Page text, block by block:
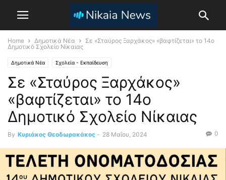
Home Δημοτικά Νέα
Σε «Σταύρος Ξαρχάκος» «βαφτίζεται» το 14ο
Δημοτικό Σχολείο Νίκαιας
Δημοτικά Νέα Σχολεία - Εκπαίδευση
Σε «Σταύρος Ξαρχάκος»
«βαφτίζεται» το 14ο
Δημοτικό Σχολείο Νίκαιας
By Κυριάκος Θεοδωρακάκος - 28 Μαΐου, 2024 0